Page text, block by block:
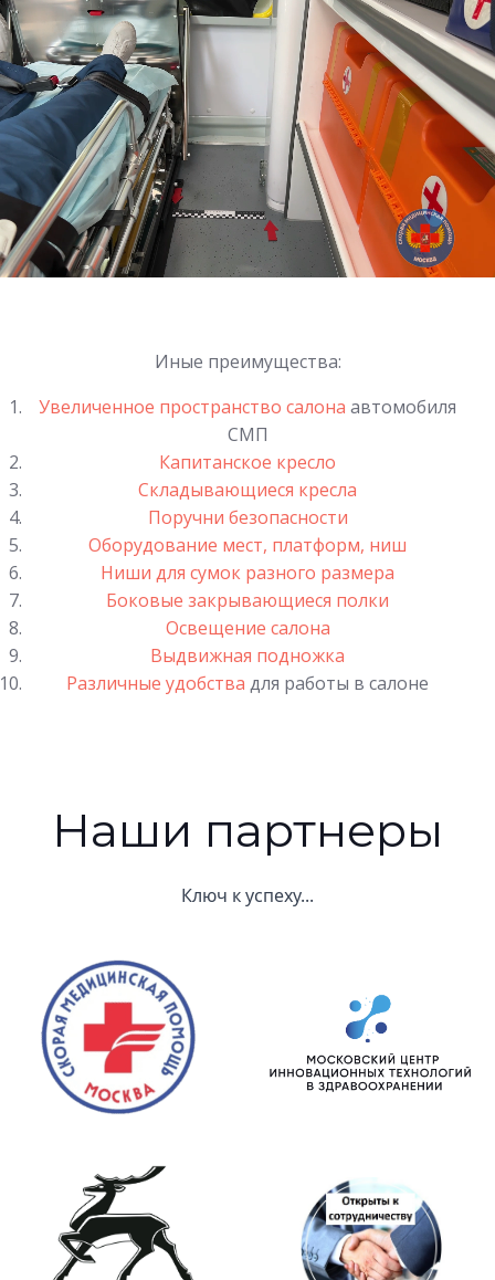
Иные преимущества:
Увеличенное пространство салона автомобиля
СМП
Капитанское кресло
Складывающиеся кресла
Поручни безопасности
Оборудование мест, платформ, ниш
Ниши для сумок разного размера
Боковые закрывающиеся полки
Освещение салона
Выдвижная подножка
Различные удобства для работы в салоне
Наши партнеры
Ключ к успеху...